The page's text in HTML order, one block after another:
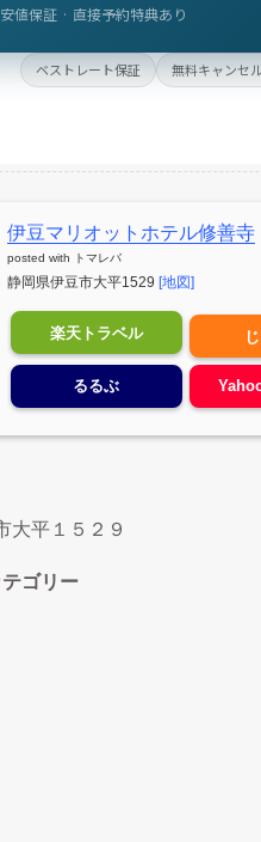
値保証 · 直接予約特典あり
ベストレート保証 無料キャンセ
伊豆マリオットホテル修善寺
posted with トマレバ
静岡県伊豆市大平1529 [地図]
楽天トラベル
るるぶ
大平１５２９
ゴリー